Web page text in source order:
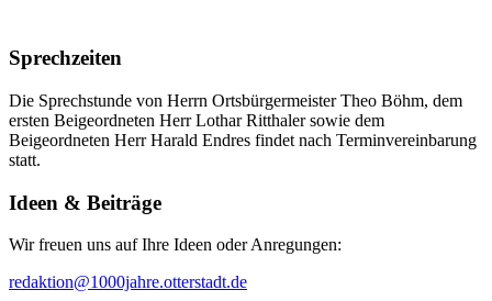
Sprechzeiten
Die Sprechstunde von Herrn Ortsbürgermeister Theo Böhm, dem
ersten Beigeordneten Herr Lothar Ritthaler sowie dem
Beigeordneten Herr Harald Endres findet nach Terminvereinbarung
statt.
Ideen & Beiträge
Wir freuen uns auf Ihre Ideen oder Anregungen:
redaktion@1000jahre.otterstadt.de